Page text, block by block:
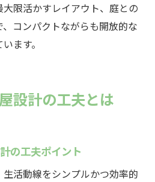
限活かすレイアウト、庭との
コンパクトながらも開放的な
ます。
設計の工夫とは
の工夫ポイント
活動線をシンプルかつ効率的